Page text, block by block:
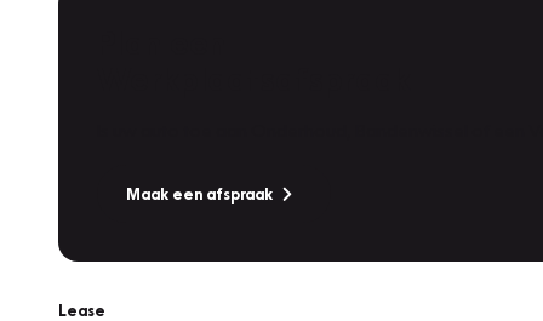
Maak een afspraak
Lease